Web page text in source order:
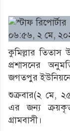
০৬:৫৬, ২ মে,
কুমিল্লার তিতাস
প্রশাসনের
জগতপুর
শুক্রবার(২ মে,
এর জন্য ক্রয়কৃত
গ্রামবাসী।